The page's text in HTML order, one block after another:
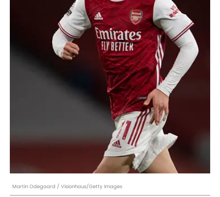
Martin Odegaard / Visionhaus/Getty Images